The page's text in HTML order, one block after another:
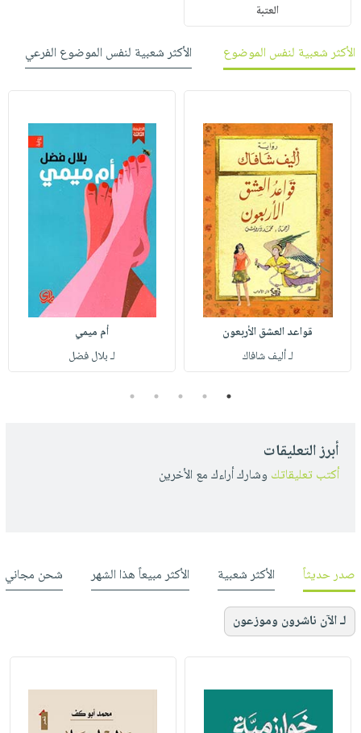
العتبة
الأكثر شعبية لنفس الموضوع الأكثر شعبية لنفس الموضوع الفرعي
قواعد العشق الأربعون
لـ أليف شافاك
أم ميمي
لـ بلال فضل
1
2
3
4
5
أبرز التعليقات
أكتب تعليقاتك وشارك أراءك مع الأخرين
صدر حديثاً الأكثر شعبية الأكثر مبيعاً هذا الشهر شحن مجاني
لـ الآن ناشرون وموزعون